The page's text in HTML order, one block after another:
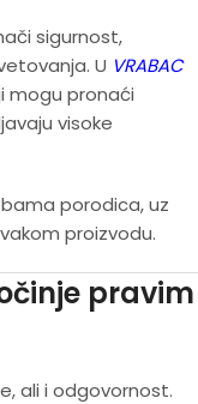
sigurnost,
U VRABAC
mogu pronaći
visoke
porodica, uz
proizvodu.
pravim
ali i odgovornost.